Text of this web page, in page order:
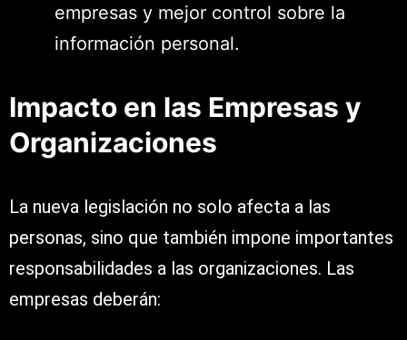
empresas y mejor control sobre la
información personal.
Impacto en las Empresas y
Organizaciones
La nueva legislación no solo afecta a las
personas, sino que también impone importantes
responsabilidades a las organizaciones. Las
empresas deberán: